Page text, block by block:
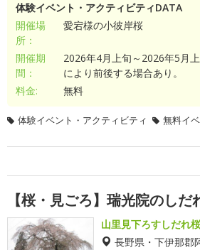
体験イベント・アクティビティDATA
開催場
所：
愛宕様の小彼岸桜
開催期
間：
2026年4月上旬～2026年5月
により前後する場合あり。
料金:
無料
体験イベント・アクティビティ 無料イ
【桜・見ごろ】瑞光院のしだ
山里見下ろすしだれ桜
長野県・下伊那郡